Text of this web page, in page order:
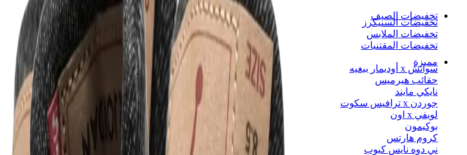
تخفيضات الصيف
تخفيضات السنيكرز
تخفيضات الملابس
تخفيضات المقتنيات
مميزة
سواتش x أوديمار بيغيه
حقائب هيرميس
نايكي مايند
جوردن x ترافيس سكوت
لويفي x اون
بوكيمون
كروم هارتس
ني دوه نايس كيوب